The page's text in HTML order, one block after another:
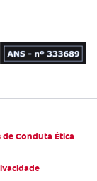
de Conduta Ética